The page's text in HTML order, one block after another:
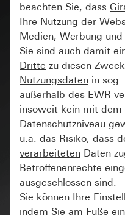
beachten Sie, dass
Ihre Nutzung der
Medien, Werbung
Sie sind auch damit
Dritte zu diesen
Nutzungsdaten in sog.
außerhalb des EWR
insoweit kein mit dem
Datenschutzniveau
u.a. das Risiko, dass
verarbeiteten Daten
Betroffenenrechte
ausgeschlossen sind.
Sie können Ihre
indem Sie am Fuße